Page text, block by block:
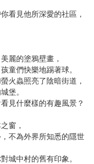
看見他所深愛的社區，
麗的塗鴉壁畫，
童們快樂地踢著球。
火蟲照亮了陰暗街道，
堡。
見什麼樣的有趣風景？
窗，
不為外界所知悉的隱世
城中村的舊有印象。